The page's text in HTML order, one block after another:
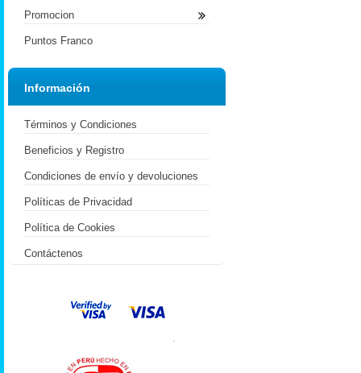
Promocion
Puntos Franco
Información
Términos y Condiciones
Beneficios y Registro
Condiciones de envío y devoluciones
Políticas de Privacidad
Política de Cookies
Contáctenos
.